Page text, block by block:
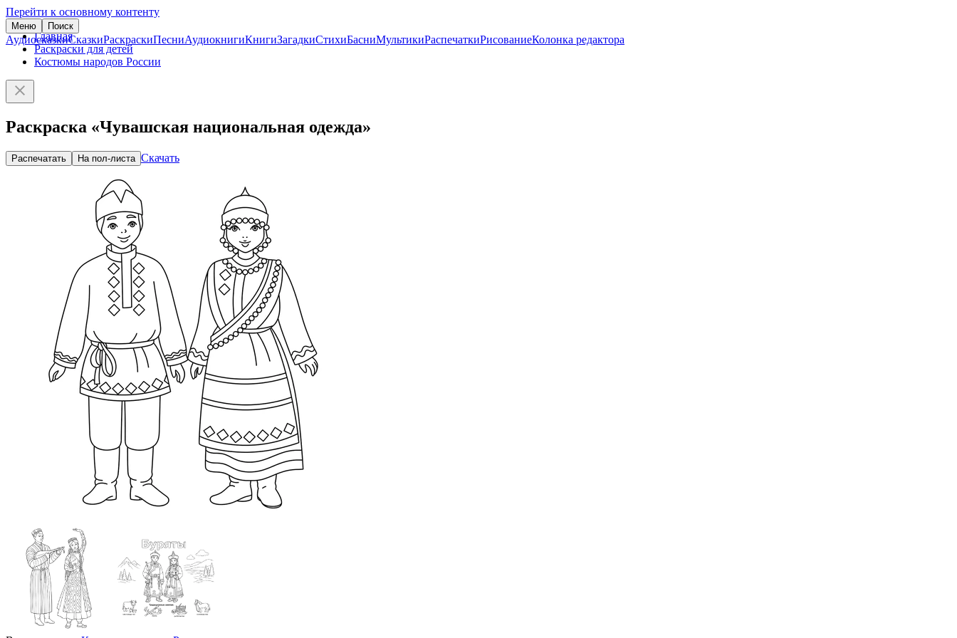
Перейти к основному контенту
Меню Поиск
АудиосказкиСказкиРаскраскиПесниАудиокнигиКнигиЗагадкиСтихиБасниМультикиРаспечаткиРисованиеКолонка редактора
Главная
Раскраски для детей
Костюмы народов России
Раскраска «Чувашская национальная одежда»
Распечатать На пол-листа Скачать